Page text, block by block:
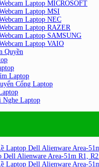
Laptop MICROSOFT
Laptop MSI
Laptop NEC
Laptop RAZER
Laptop SAMSUNG
Laptop VAIO
Quyền
Laptop
Cổng Laptop
Nghe Laptop
Dell Alienware Area-51m R1, R2